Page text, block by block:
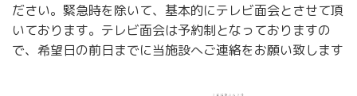
ださい。緊急時を除いて、基本的にテレビ面会とさせて頂
いております。テレビ面会は予約制となっておりますの
で、希望日の前日までに当施設へご連絡をお願い致します